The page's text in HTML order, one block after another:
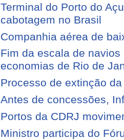
Terminal do Porto do
cabotagem no Brasil
Companhia aérea de
Fim da escala de
economias de Rio de
Processo de extinção
Antes de concessões,
Portos da CDRJ
Ministro participa do